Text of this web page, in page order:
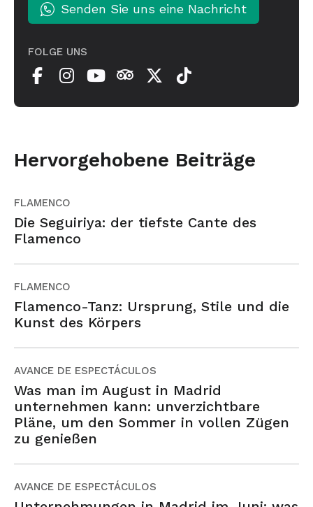
Senden Sie uns eine Nachricht
FOLGE UNS
Hervorgehobene Beiträge
FLAMENCO
Die Seguiriya: der tiefste Cante des
Flamenco
FLAMENCO
Flamenco-Tanz: Ursprung, Stile und die
Kunst des Körpers
AVANCE DE ESPECTÁCULOS
Was man im August in Madrid
unternehmen kann: unverzichtbare
Pläne, um den Sommer in vollen Zügen
zu genießen
AVANCE DE ESPECTÁCULOS